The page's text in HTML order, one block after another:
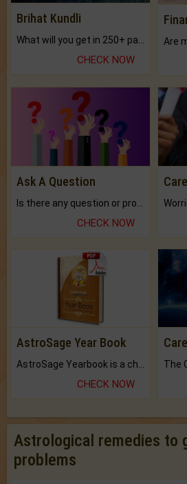
Brihat Kundli
CHECK NOW
Ask A Question
CHECK NOW
AstroSage Year Book
AstroSage Yearbook is a channel to fulfill your dreams and destiny.
CHECK NOW
Astrological remedies to
problems